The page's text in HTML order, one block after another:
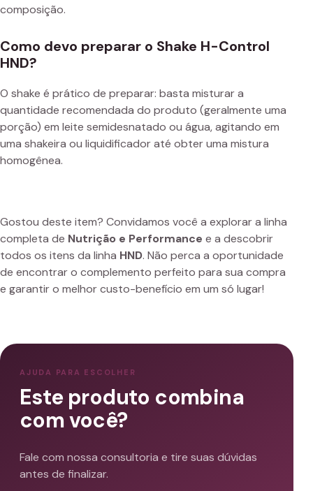
composição.
Como devo preparar o Shake H-Control
HND?
O shake é prático de preparar: basta misturar a
quantidade recomendada do produto (geralmente uma
porção) em leite semidesnatado ou água, agitando em
uma shakeira ou liquidificador até obter uma mistura
homogênea.
Gostou deste item? Convidamos você a explorar a linha
completa de Nutrição e Performance e a descobrir
todos os itens da linha HND. Não perca a oportunidade
de encontrar o complemento perfeito para sua compra
e garantir o melhor custo-benefício em um só lugar!
AJUDA PARA ESCOLHER
Este produto combina
com você?
Fale com nossa consultoria e tire suas dúvidas
antes de finalizar.